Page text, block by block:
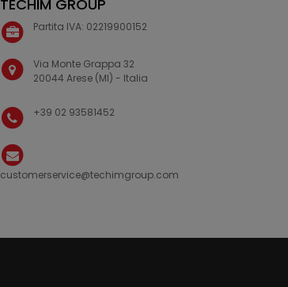
TECHIM GROUP
Partita IVA: 02219900152
Via Monte Grappa 32
20044 Arese (MI) - Italia
+39 02 93581452
customerservice@techimgroup.com